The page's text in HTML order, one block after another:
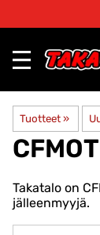
Tuotteet ‪»
Takatalo on
jälleenmyyjä.